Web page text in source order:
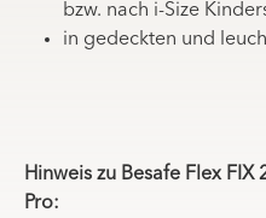
bzw. nach i-Size
in gedeckten und
Hinweis zu Besafe Flex
Pro: